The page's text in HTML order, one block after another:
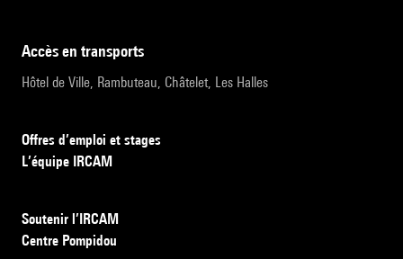
accès en transports
Hôtel de Ville, Rambuteau, Châtelet, Les Halles
Offres d’emploi et stages
L’équipe IRCAM
Soutenir l’IRCAM
Centre Pompidou